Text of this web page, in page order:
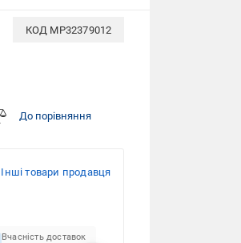
КОД MP32379012
До порівняння
Інші товари продавця
Вчасність доставок